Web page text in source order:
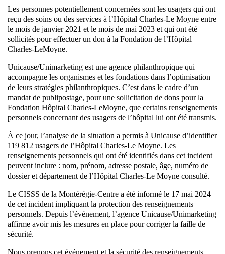
Les personnes potentiellement concernées sont les usagers qui ont
reçu des soins ou des services à l’Hôpital Charles-Le Moyne entre
le mois de janvier 2021 et le mois de mai 2023 et qui ont été
sollicités pour effectuer un don à la Fondation de l’Hôpital
Charles-LeMoyne.
Unicause/Unimarketing est une agence philanthropique qui
accompagne les organismes et les fondations dans l’optimisation
de leurs stratégies philanthropiques. C’est dans le cadre d’un
mandat de publipostage, pour une sollicitation de dons pour la
Fondation Hôpital Charles-LeMoyne, que certains renseignements
personnels concernant des usagers de l’hôpital lui ont été transmis.
À ce jour, l’analyse de la situation a permis à Unicause d’identifier
119 812 usagers de l’Hôpital Charles-Le Moyne. Les
renseignements personnels qui ont été identifiés dans cet incident
peuvent inclure : nom, prénom, adresse postale, âge, numéro de
dossier et département de l’Hôpital Charles-Le Moyne consulté.
Le CISSS de la Montérégie-Centre a été informé le 17 mai 2024
de cet incident impliquant la protection des renseignements
personnels. Depuis l’événement, l’agence Unicause/Unimarketing
affirme avoir mis les mesures en place pour corriger la faille de
sécurité.